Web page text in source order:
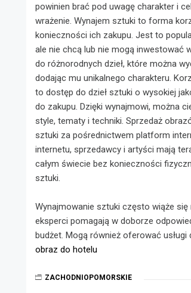
powinien brać pod uwagę charakter i
wrażenie. Wynajem sztuki to forma
konieczności ich zakupu. Jest to
ale nie chcą lub nie mogą inwestować
do różnorodnych dzieł, które można
dodając mu unikalnego charakteru.
to dostęp do dzieł sztuki o wysokiej
do zakupu. Dzięki wynajmowi, można
style, tematy i techniki. Sprzedaż
sztuki za pośrednictwem platform
internetu, sprzedawcy i artyści mają
całym świecie bez konieczności
sztuki.
Wynajmowanie sztuki często wiąże
eksperci pomagają w doborze
budżet. Mogą również oferować
obraz do hotelu
ZACHODNIOPOMORSKIE